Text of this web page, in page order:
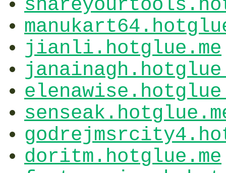
jianli.hotglue.me
doritm.hotglue.me